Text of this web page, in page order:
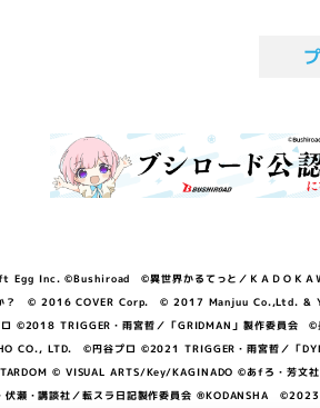
Inc. ©Bushiroad ©異世界かるてっと／ＫＡＤＯ
すか？ © 2016 COVER Corp. © 2017 Manjuu
TRIGGER・雨宮哲／「GRIDMAN」製作委員会 ©
LTD. ©円谷プロ ©2021 TRIGGER・雨宮哲／「
© VISUAL ARTS/Key/KAGINADO ©あfろ・芳文
瀬・講談社／転スラ日記製作委員会 ®KODANSHA